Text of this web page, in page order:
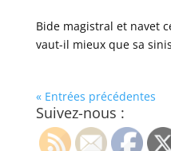
Bide magistral et navet
vaut-il mieux que sa
« Entrées précédentes
Suivez-nous :